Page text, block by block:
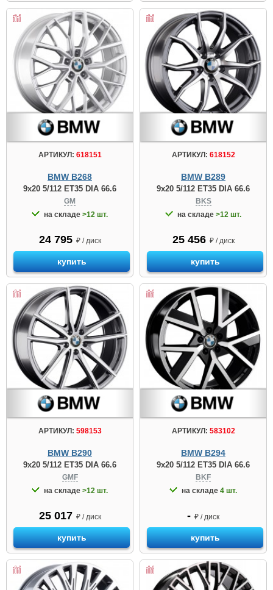
АРТИКУЛ: 618151
BMW B268
9x20 5/112 ET35 DIA 66.6
GM
на складе >12 шт.
24 795 ₽ / диск
купить
АРТИКУЛ: 618152
BMW B289
9x20 5/112 ET35 DIA 66.6
BKS
на складе >12 шт.
25 456 ₽ / диск
купить
АРТИКУЛ: 598153
BMW B290
9x20 5/112 ET35 DIA 66.6
GMF
на складе >12 шт.
25 017 ₽ / диск
купить
АРТИКУЛ: 583102
BMW B294
9x20 5/112 ET35 DIA 66.6
BKF
на складе 4 шт.
- ₽ / диск
купить